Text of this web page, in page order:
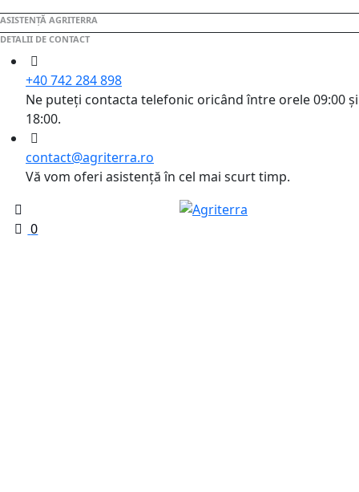
ASISTENȚĂ AGRITERRA
DETALII DE CONTACT
+40 742 284 898
Ne puteți contacta telefonic oricând între orele 09:00 și
18:00.
contact@agriterra.ro
Vă vom oferi asistență în cel mai scurt timp.
0